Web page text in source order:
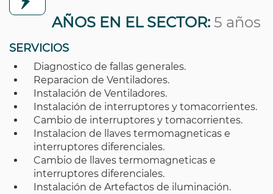
AÑOS EN EL SECTOR: 5 años
SERVICIOS
Diagnostico de fallas generales.
Reparacion de Ventiladores.
Instalación de Ventiladores.
Instalación de interruptores y tomacorrientes.
Cambio de interruptores y tomacorrientes.
Instalacion de llaves termomagneticas e
interruptores diferenciales.
Cambio de llaves termomagneticas e
interruptores diferenciales.
Instalación de Artefactos de iluminación.